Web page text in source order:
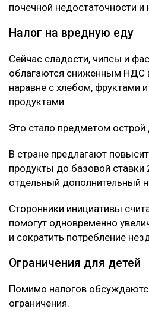
почечной недостаточности
Налог на вредную еду
Сейчас сладости, чипсы и
облагаются сниженным НДС
наравне с хлебом, фруктами
продуктами.
Это стало предметом острой
В стране предлагают
продукты до базовой ставки
отдельный дополнительный
Сторонники инициативы
помогут одновременно
и сократить потребление
Ограничения для детей
Помимо налогов
ограничения.